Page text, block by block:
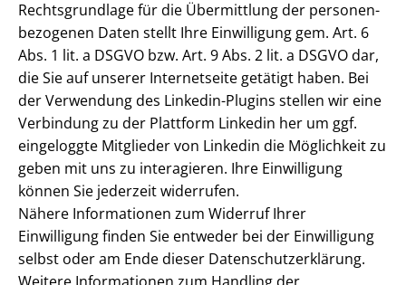
Rechtsgrundlage für die Übermittlung der per­so­nen­
be­zo­ge­nen Daten stellt Ihre Einwilligung gem. Art. 6
Abs. 1 lit. a DSGVO bzw. Art. 9 Abs. 2 lit. a DSGVO dar,
die Sie auf unserer Internetseite getätigt haben. Bei
der Verwendung des Linkedin-Plugins stellen wir eine
Verbindung zu der Plattform Linkedin her um ggf.
eingeloggte Mitglieder von Linkedin die Möglichkeit zu
geben mit uns zu interagieren. Ihre Einwilligung
können Sie jederzeit widerrufen.
Nähere Informationen zum Widerruf Ihrer
Einwilligung finden Sie entweder bei der Einwilligung
selbst oder am Ende dieser Da­ten­schutz­er­klä­rung.